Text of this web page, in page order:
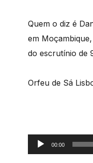
Quem o diz é
em
do escrutínio de
Orfeu de Sá
Reprodutor
de
00:00